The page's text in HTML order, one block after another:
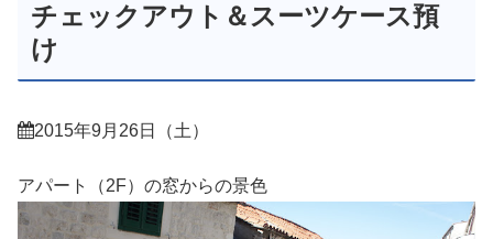
チェックアウト＆スーツケース預
け
2015年9月26日（土）
アパート（2F）の窓からの景色